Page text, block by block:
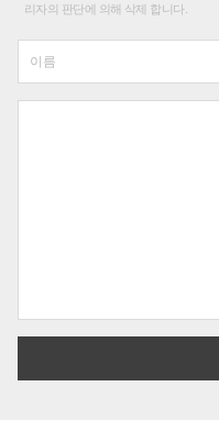
리자의 판단에 의해 삭제 합니다.